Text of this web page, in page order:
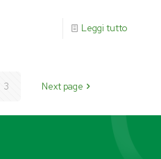
Leggi tutto
3 Next page